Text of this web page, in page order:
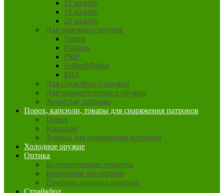
12 калибр
16 калибр
20 калибр
Для нарезного оружия
Norma
Partizan
PMP
Sellier&Bellot
БПЗ
Для служебного оружия
Для травматического оружия
Холостые патроны
Порох, капсюли, товары для снаряжения патронов
Порох
Капсюли
Товары для снаряжения патронов
Холодное оружие
Оптика
Коллиматорные прицелы
Крепления для оптики
Приборы ночного видения
Страйкбол